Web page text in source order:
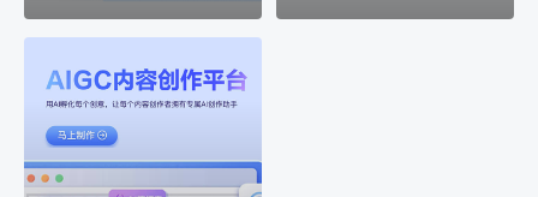
AIGC平台
用AI孵化每个创意